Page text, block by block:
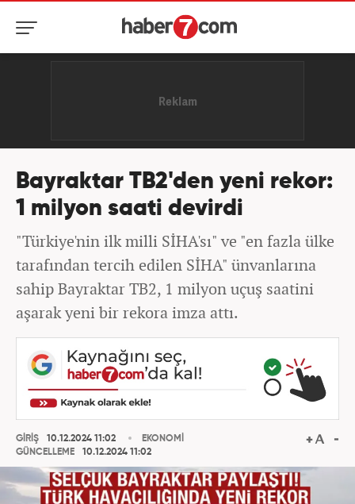
Bayraktar TB2'den yeni rekor:
1 milyon saati devirdi
"Türkiye'nin ilk milli SİHA'sı" ve "en fazla ülke
tarafından tercih edilen SİHA" ünvanlarına
sahip Bayraktar TB2, 1 milyon uçuş saatini
aşarak yeni bir rekora imza attı.
GİRİŞ
10.12.2024 11:02
GÜNCELLEME
10.12.2024 11:02
EKONOMİ